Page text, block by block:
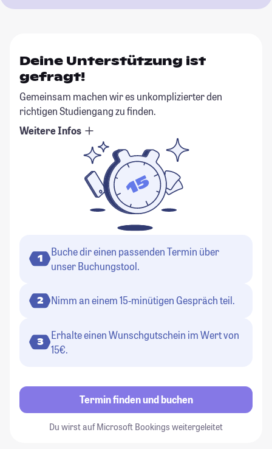
Deine Unterstützung ist
gefragt!
Gemeinsam machen wir es unkomplizierter den
richtigen Studiengang zu finden.
Weitere Infos
1
Buche dir einen passenden Termin über
unser Buchungstool.
2 Nimm an einem 15-minütigen Gespräch teil.
3
Erhalte einen Wunschgutschein im Wert von
15€.
Termin finden und buchen
Du wirst auf Microsoft Bookings weitergeleitet